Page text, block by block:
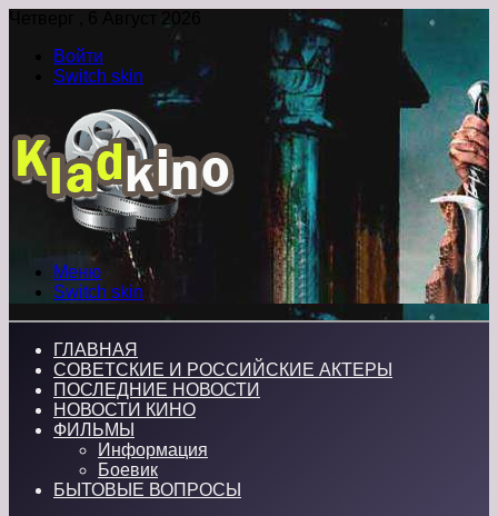
Четверг , 6 Август 2026
Войти
Switch skin
Меню
Switch skin
ГЛАВНАЯ
СОВЕТСКИЕ И РОССИЙСКИЕ АКТЕРЫ
ПОСЛЕДНИЕ НОВОСТИ
НОВОСТИ КИНО
ФИЛЬМЫ
Информация
Боевик
БЫТОВЫЕ ВОПРОСЫ